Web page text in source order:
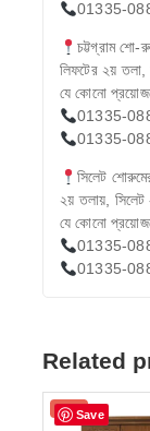
01335-
চট্টগ্রাম শো-
লিফটের ২য় তলা,
যে কোনো
01335-
01335-
সিলেট
২য় তলায়,
যে কোনো
01335-
01335-
Related
Save
Sale!